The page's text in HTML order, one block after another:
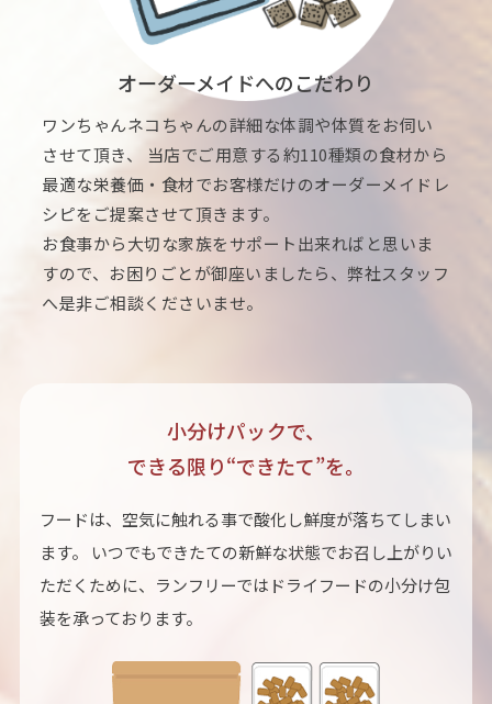
オーダーメイドへのこだわり
ワンちゃんネコちゃんの詳細な体調や体質をお伺い
させて頂き、 当店でご用意する約110種類の食材から
最適な栄養価・食材でお客様だけのオーダーメイドレ
シピをご提案させて頂きます。
お食事から大切な家族をサポート出来ればと思いま
すので、お困りごとが御座いましたら、弊社スタッフ
へ是非ご相談くださいませ。
小分けパックで、
できる限り“できたて”を。
フードは、空気に触れる事で酸化し鮮度が落ちてしまい
ます。 いつでもできたての新鮮な状態でお召し上がりい
ただくために、ランフリーではドライフードの小分け包
装を承っております。